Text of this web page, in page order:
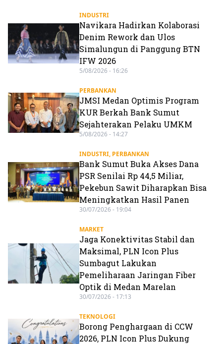
INDUSTRI
Navikara Hadirkan Kolaborasi
Denim Rework dan Ulos
Simalungun di Panggung BTN
IFW 2026
5/08/2026 - 16:26
PERBANKAN
JMSI Medan Optimis Program
KUR Berkah Bank Sumut
Sejahterakan Pelaku UMKM
5/08/2026 - 14:27
INDUSTRI, PERBANKAN
Bank Sumut Buka Akses Dana
PSR Senilai Rp 44,5 Miliar,
Pekebun Sawit Diharapkan Bisa
Meningkatkan Hasil Panen
30/07/2026 - 19:04
MARKET
Jaga Konektivitas Stabil dan
Maksimal, PLN Icon Plus
Sumbagut Lakukan
Pemeliharaan Jaringan Fiber
Optik di Medan Marelan
30/07/2026 - 17:13
TEKNOLOGI
Borong Penghargaan di CCW
2026, PLN Icon Plus Dukung